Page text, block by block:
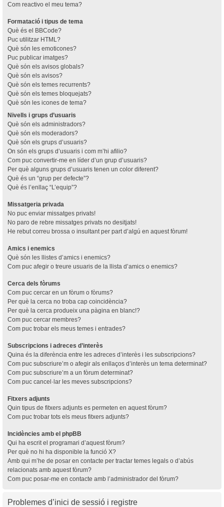
Com reactivo el meu tema?
Formatació i tipus de tema
Què és el BBCode?
Puc utilitzar HTML?
Què són les emoticones?
Puc publicar imatges?
Què són els avisos globals?
Què són els avisos?
Què són els temes recurrents?
Què són els temes bloquejats?
Què són les icones de tema?
Nivells i grups d’usuaris
Què són els administradors?
Què són els moderadors?
Què són els grups d’usuaris?
On són els grups d’usuaris i com m’hi afilio?
Com puc convertir-me en líder d’un grup d’usuaris?
Per què alguns grups d’usuaris tenen un color diferent?
Què és un “grup per defecte”?
Què és l’enllaç “L’equip”?
Missatgeria privada
No puc enviar missatges privats!
No paro de rebre missatges privats no desitjats!
He rebut correu brossa o insultant per part d’algú en aquest fòrum!
Amics i enemics
Què són les llistes d’amics i enemics?
Com puc afegir o treure usuaris de la llista d’amics o enemics?
Cerca dels fòrums
Com puc cercar en un fòrum o fòrums?
Per què la cerca no troba cap coincidència?
Per què la cerca produeix una pàgina en blanc!?
Com puc cercar membres?
Com puc trobar els meus temes i entrades?
Subscripcions i adreces d’interès
Quina és la diferència entre les adreces d’interès i les subscripcions?
Com puc subscriure’m o afegir als enllaços d’interès un tema determinat?
Com puc subscriure’m a un fòrum determinat?
Com puc cancel·lar les meves subscripcions?
Fitxers adjunts
Quin tipus de fitxers adjunts es permeten en aquest fòrum?
Com puc trobar tots els meus fitxers adjunts?
Incidències amb el phpBB
Qui ha escrit el programari d’aquest fòrum?
Per què no hi ha disponible la funció X?
Amb qui m’he de posar en contacte per tractar temes legals o d’abús
relacionats amb aquest fòrum?
Com puc posar-me en contacte amb l’administrador del fòrum?
Problemes d’inici de sessió i registre